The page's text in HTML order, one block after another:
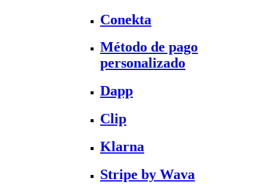
Conekta
Método de pago
personalizado
Dapp
Clip
Klarna
Stripe by Wava